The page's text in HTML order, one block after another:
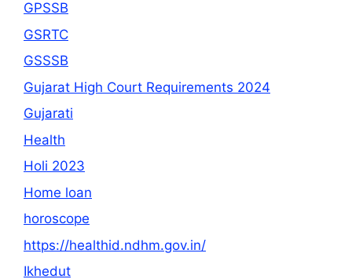
GPSSB
GSRTC
GSSSB
Gujarat High Court Requirements 2024
Gujarati
Health
Holi 2023
Home loan
horoscope
https://healthid.ndhm.gov.in/
Ikhedut